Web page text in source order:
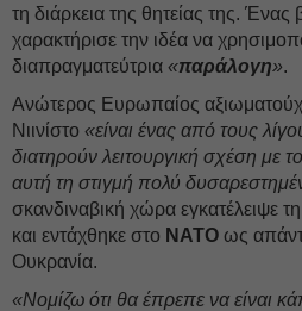
τη διάρκεια της θητείας της.
χαρακτήρισε την ιδέα να
διαπραγματεύτρια «παράλογη».
Ανώτερος Ευρωπαίος
Νιινίστο «είναι ένας από τους
διατηρούν λειτουργική σχέση με
αυτή τη στιγμή πολύ
σκανδιναβική χώρα εγκατέλειψε
και εντάχθηκε στο NATO ως
Ουκρανία.
«Νομίζω ότι θα έπρεπε να είναι